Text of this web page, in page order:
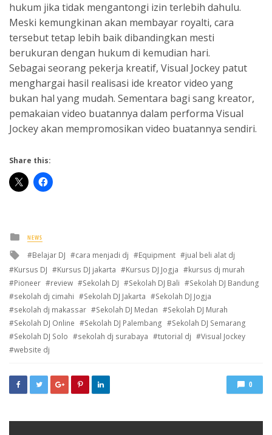
hukum jika tidak mengantongi izin terlebih dahulu.
Meski kemungkinan akan membayar royalti, cara
tersebut tetap lebih baik dibandingkan mesti
berukuran dengan hukum di kemudian hari.
Sebagai seorang pekerja kreatif, Visual Jockey patut
menghargai hasil realisasi ide kreator video yang
bukan hal yang mudah. Sementara bagi sang kreator,
pemakaian video buatannya dalam performa Visual
Jockey akan mempromosikan video buatannya sendiri.
Share this:
Posted
in
NEWS
Tagged
with
Belajar DJ cara menjadi dj Equipment
jual beli alat dj
Kursus DJ
Kursus DJ jakarta Kursus DJ Jogja
kursus dj murah
Pioneer
review Sekolah DJ Sekolah DJ Bali
Sekolah DJ Bandung
sekolah dj cimahi
Sekolah DJ Jakarta
Sekolah DJ Jogja
sekolah dj makassar
Sekolah DJ Medan
Sekolah DJ Murah
Sekolah DJ Online
Sekolah DJ Palembang
Sekolah DJ Semarang
Sekolah DJ Solo
sekolah dj surabaya tutorial dj
Visual Jockey
website dj
0